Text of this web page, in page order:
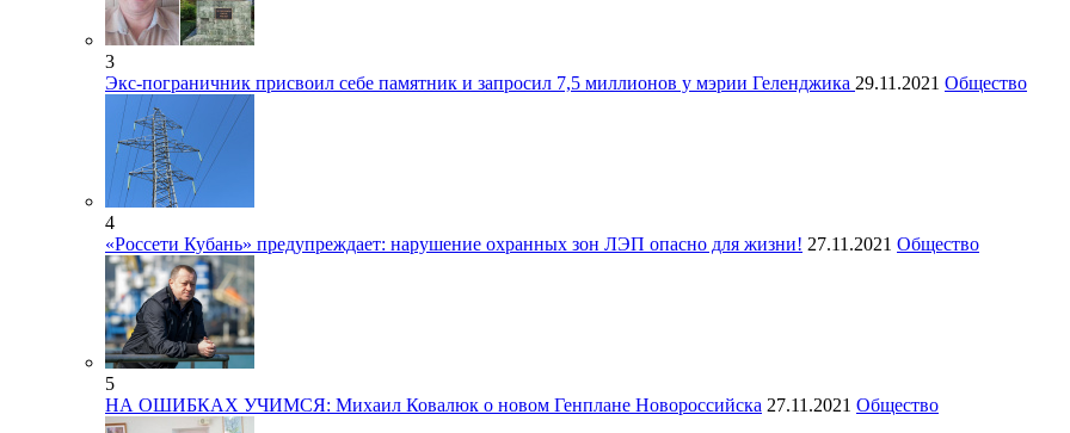
3
Экс-пограничник присвоил себе памятник и запросил 7,5 миллионов у мэрии Геленджика 29.11.2021 Общество
4
«Россети Кубань» предупреждает: нарушение охранных зон ЛЭП опасно для жизни! 27.11.2021 Общество
5
НА ОШИБКАХ УЧИМСЯ: Михаил Ковалюк о новом Генплане Новороссийска 27.11.2021 Общество